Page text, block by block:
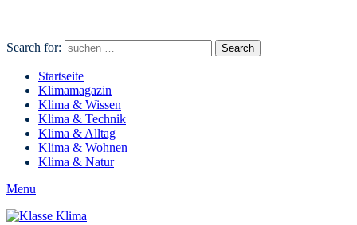
Search for: Search
Startseite
Klimamagazin
Klima & Wissen
Klima & Technik
Klima & Alltag
Klima & Wohnen
Klima & Natur
Menu